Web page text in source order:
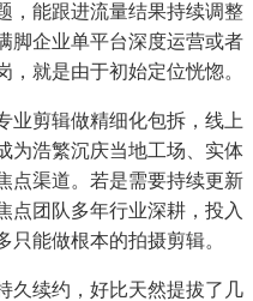
，能跟进流量结果持续调整
脚企业单平台深度运营或者
就是由于初始定位恍惚。
剪辑做精细化包拆，线上
为浩繁沉庆当地工场、实体
点渠道。若是需要持续更新
点团队多年行业深耕，投入
能做根本的拍摄剪辑。
续约，好比天然提拔了几